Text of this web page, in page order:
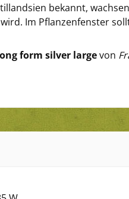
bekannt,
Im Pflanzenfenster
form silver largevon